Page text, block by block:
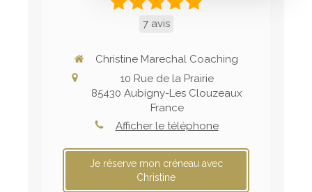
7 avis
Christine Marechal Coaching
10 Rue de la Prairie
85430 Aubigny-Les Clouzeaux
France
Afficher le téléphone
Je réserve mon créneau avec
Christine